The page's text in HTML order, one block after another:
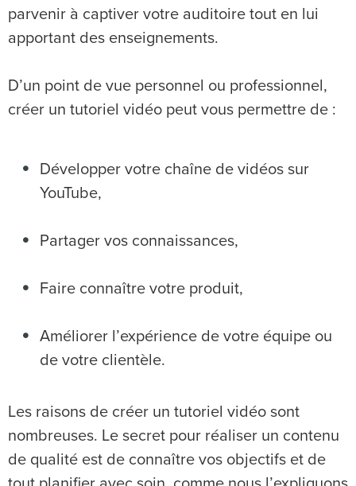
parvenir à captiver votre auditoire tout en lui
apportant des enseignements.
D’un point de vue personnel ou professionnel,
créer un tutoriel vidéo peut vous permettre de :
Développer votre chaîne de vidéos sur
YouTube,
Partager vos connaissances,
Faire connaître votre produit,
Améliorer l’expérience de votre équipe ou
de votre clientèle.
Les raisons de créer un tutoriel vidéo sont
nombreuses. Le secret pour réaliser un contenu
de qualité est de connaître vos objectifs et de